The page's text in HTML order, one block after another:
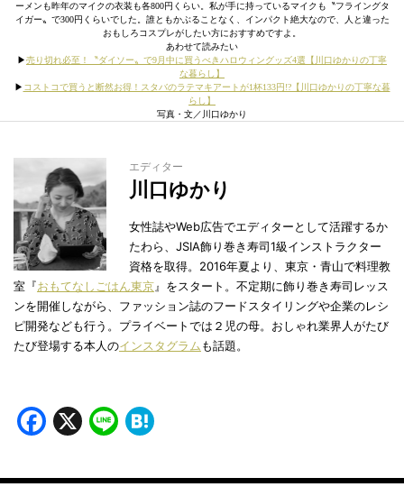
ーメンも昨年のマイクの衣装も各800円くらい。私が手に持っているマイクも〝フライングタ
イガー〟で300円くらいでした。誰ともかぶることなく、インパクト絶大なので、人と違った
おもしろコスプレがしたい方におすすめですよ。
あわせて読みたい
▶︎売り切れ必至！〝ダイソー〟で9月中に買うべきハロウィングッズ4選【川口ゆかりの丁寧
な暮らし】
▶︎ コストコで買うと断然お得！スタバのラテマキアートが1杯133円!?【川口ゆかりの丁寧な暮
らし】
写真・文／川口ゆかり
エディター
川口ゆかり
女性誌やWeb広告でエディターとして活躍するか
たわら、JSIA飾り巻き寿司1級インストラクター
資格を取得。2016年夏より、東京・青山で料理教
室『おもてなしごはん東京』をスタート。不定期に飾り巻き寿司レッス
ンを開催しながら、ファッション誌のフードスタイリングや企業のレシ
ピ開発なども行う。プライベートでは２児の母。おしゃれ業界人がたび
たび登場する本人のインスタグラムも話題。
Facebook
X Line